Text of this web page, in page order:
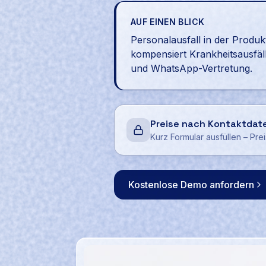
AUF EINEN BLICK
Personalausfall in der
kompensiert
und WhatsApp-Vertretung.
Preise nach
Kurz Formular ausfüllen –
Kostenlose Demo anfordern